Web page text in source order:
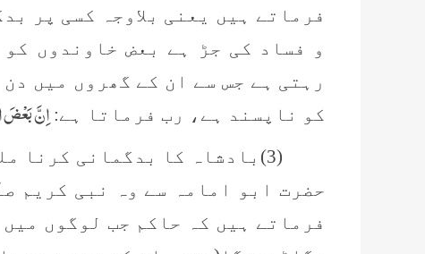
فرماتے ہیں یعنی بلاوجہ کسی پر
و فساد کی جڑ ہے بعض خاوندوں کو
رہتی ہے جس سے ان کے گھروں میں
کو ناپسند ہے، رب فرماتا ہے:اِنَّ بَعْضَ
(3)بادشاہ کا بدگمانی کرنا
حضرت ابو امامہ سے وہ نبی کریم
فرماتے ہیں کہ حاکم جب لوگوں